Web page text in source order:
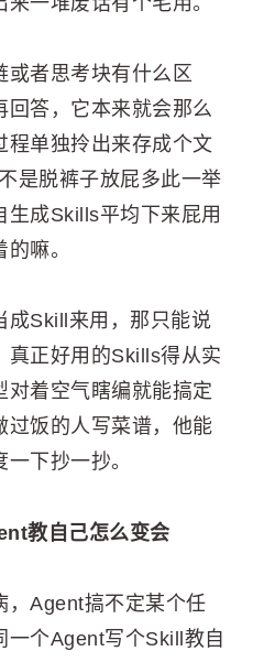
或者思考块有什么区
回答，它本来就会那么
程单独拎出来存成个文
是脱裤子放屁多此一举
生成Skills平均下来屁用
嘛。
成Skill来用，那只能说
真正好用的Skills得从实
对着空气瞎编就能搞定
过饭的人写菜谱，他能
下抄一抄。
教自己怎么变会
，Agent搞不定某个任
一个Agent写个Skill教自